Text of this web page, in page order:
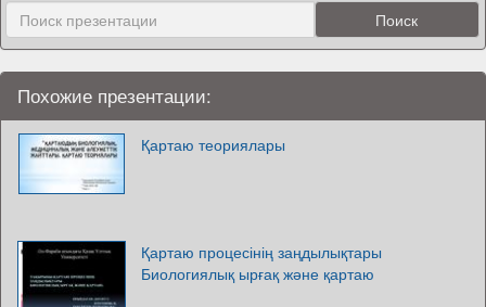
Похожие презентации:
Қартаю теориялары
Қартаю процесінің заңдылықтары
Биологиялық ырғақ және қартаю